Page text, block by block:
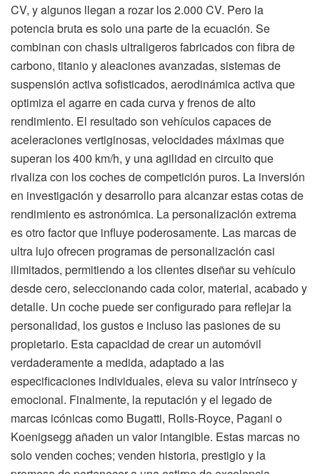
CV, y algunos llegan a rozar los 2.000 CV. Pero la
potencia bruta es solo una parte de la ecuación. Se
combinan con chasis ultraligeros fabricados con fibra de
carbono, titanio y aleaciones avanzadas, sistemas de
suspensión activa sofisticados, aerodinámica activa que
optimiza el agarre en cada curva y frenos de alto
rendimiento. El resultado son vehículos capaces de
aceleraciones vertiginosas, velocidades máximas que
superan los 400 km/h, y una agilidad en circuito que
rivaliza con los coches de competición puros. La inversión
en investigación y desarrollo para alcanzar estas cotas de
rendimiento es astronómica. La personalización extrema
es otro factor que influye poderosamente. Las marcas de
ultra lujo ofrecen programas de personalización casi
ilimitados, permitiendo a los clientes diseñar su vehículo
desde cero, seleccionando cada color, material, acabado y
detalle. Un coche puede ser configurado para reflejar la
personalidad, los gustos e incluso las pasiones de su
propietario. Esta capacidad de crear un automóvil
verdaderamente a medida, adaptado a las
especificaciones individuales, eleva su valor intrínseco y
emocional. Finalmente, la reputación y el legado de
marcas icónicas como Bugatti, Rolls-Royce, Pagani o
Koenigsegg añaden un valor intangible. Estas marcas no
solo venden coches; venden historia, prestigio y la